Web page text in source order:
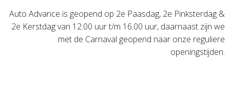
Auto Advance is geopend op 2e Paasdag, 2e Pinksterdag &
2e Kerstdag van 12.00 uur t/m 16.00 uur, daarnaast zijn we
met de Carnaval geopend naar onze reguliere
openingstijden.